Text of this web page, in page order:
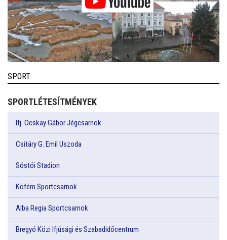
SPORT
SPORTLÉTESÍTMÉNYEK
Ifj. Ocskay Gábor Jégcsarnok
Csitáry G. Emil Uszoda
Sóstói Stadion
Köfém Sportcsarnok
Alba Regia Sportcsarnok
Bregyó Közi Ifjúsági és Szabadidőcentrum